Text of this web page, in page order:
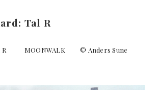
Tal R
R MOONWALK © Anders Sune